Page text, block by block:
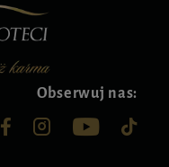
Obserwuj nas: